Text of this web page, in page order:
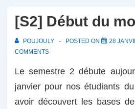
[S2] Début du
POUJOULY POSTED ON 28
COMMENTS
Le semestre 2 débute
janvier pour nos étudiants
avoir découvert les bases